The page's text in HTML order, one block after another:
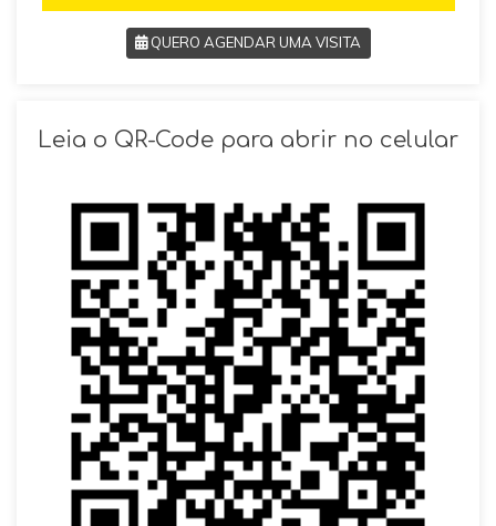
QUERO AGENDAR UMA VISITA
Leia o QR-Code para abrir no celular